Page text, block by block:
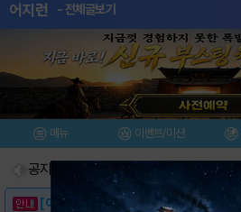
어지런 - 전체글보기
메뉴 이벤트/미션
공지사항
[이벤트] 웃음으로 매일매일 해피! 유머 게시..